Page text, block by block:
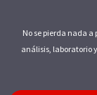
No se pierda nada
análisis, laboratorio